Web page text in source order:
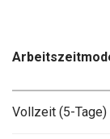
Vollzeit (5-Tage)